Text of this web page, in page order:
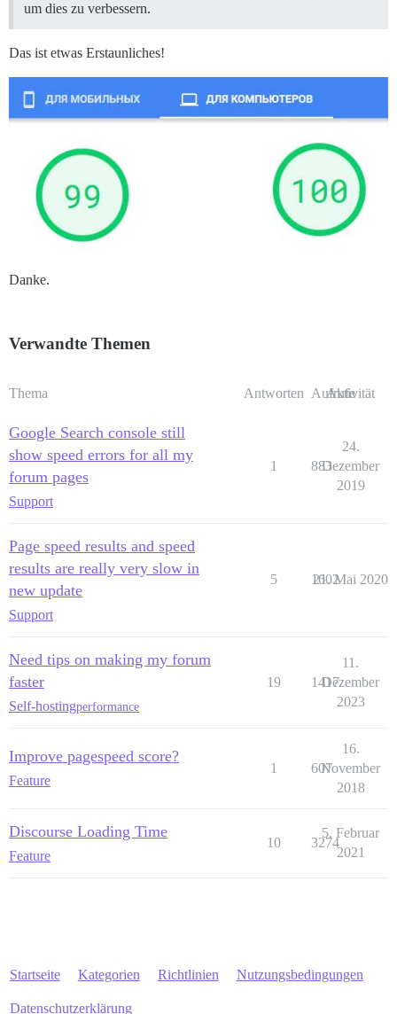
um dies zu verbessern.
Das ist etwas Erstaunliches!
Danke.
Verwandte Themen
Thema Antworten Aufrufe
Aktivität
Google Search console still
show speed errors for all my
forum pages
Support
1 883
24.
Dezember
2019
Page speed results and speed
results are really very slow in
new update
Support
5 1602
21. Mai 2020
Need tips on making my forum
faster
Self-hostingperformance
19 1417
11.
Dezember
2023
Improve pagespeed score?
Feature
1 607
16.
November
2018
Discourse Loading Time
Feature
10 3274
5. Februar
2021
Startseite Kategorien Richtlinien Nutzungsbedingungen
Datenschutzerklärung